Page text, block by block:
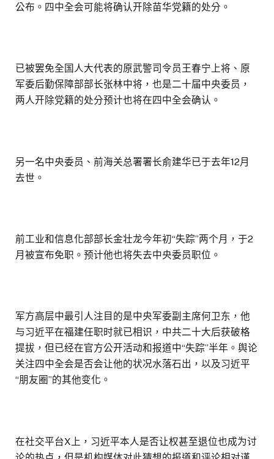
公布。四中全会可能将确认开除苗华党籍的处分。
已被罢免全国人大代表的原武警司令员王春宁上将、原
军委后勤保障部部长张林中将，也是二十届中央委员，
两人开除党籍的处分预计也将在四中全会确认。
另一名中央委员、前海关总署署长俞建华已于去年12月
去世。
前工业和信息化部部长金壮龙今年初“失踪”两个月，于2
月被宣布免职。预计他也将失去中央委员职位。
军方高层中最引人注目的是中央军委副主席何卫东，他
与习近平在福建任职时就已相识，中共二十大后获破格
提拔，但已经在官方公开活动和报道中“失踪”半年。舆论
关注四中全会是否会让他的状况水落石出，以及习近平
“朋友圈”的其他变化。
在社交平台X上，习近平本人是否让权甚至退位也成为讨